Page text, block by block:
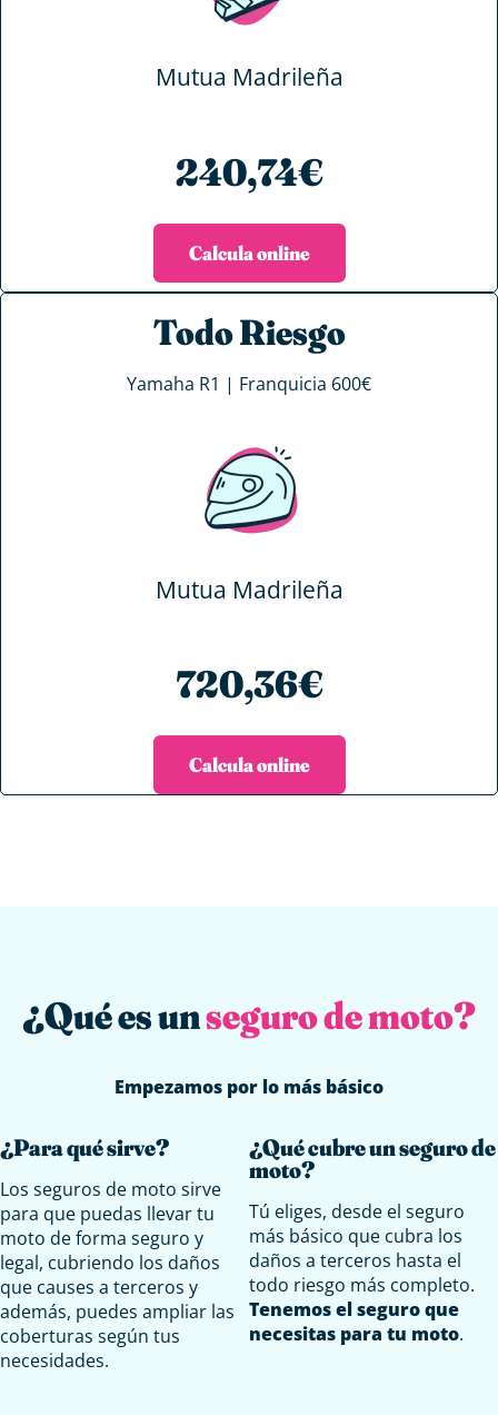
Mutua Madrileña
240,74€
Calcula online
Todo Riesgo
Yamaha R1 | Franquicia 600€
Mutua Madrileña
720,36€
Calcula online
¿Qué es unseguro de moto?
Empezamos por lo más básico
¿Para qué sirve?
Los seguros de moto sirve
para que puedas llevar tu
moto de forma seguro y
legal, cubriendo los daños
que causes a terceros y
además, puedes ampliar las
coberturas según tus
necesidades.
¿Qué cubre un seguro de
moto?
Tú eliges, desde el seguro
más básico que cubra los
daños a terceros hasta el
todo riesgo más completo.
Tenemos el seguro que
necesitas para tu moto.